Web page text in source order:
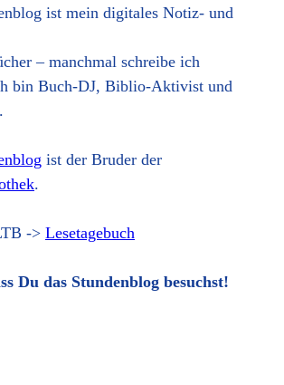
ist mein digitales Notiz- und
– manchmal schreibe ich
bin Buch-DJ, Biblio-Aktivist und
ist der Bruder der
.
-> Lesetagebuch
Du das Stundenblog besuchst!